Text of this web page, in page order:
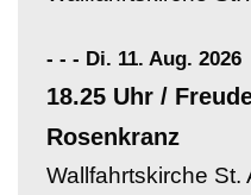
- - - Di. 11. Aug. 2026
18.25 Uhr /
Rosenkranz
Wallfahrtskirche St.